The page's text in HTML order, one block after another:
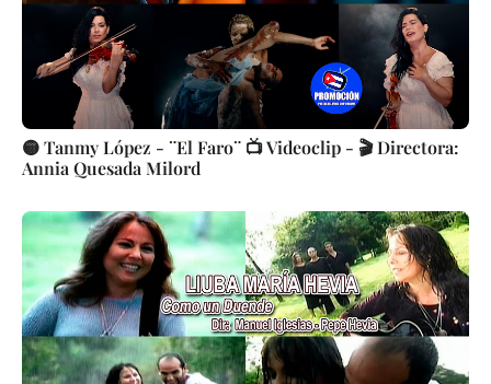
🟡 Tanmy López - ¨El Faro¨ 📺 Videoclip - 🎬 Directora:
Annia Quesada Milord